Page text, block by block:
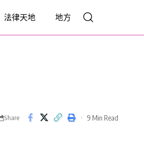
法律天地 地方
Share 9 Min Read